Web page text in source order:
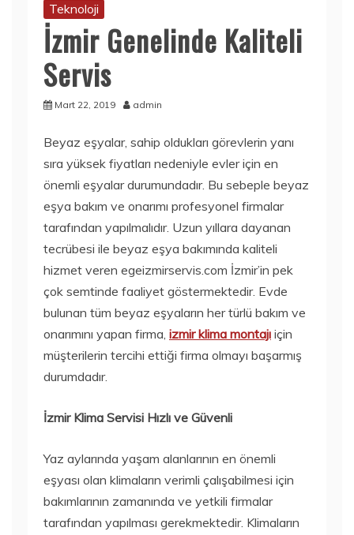
Teknoloji
İzmir Genelinde Kaliteli
Servis
Mart 22, 2019 admin
Beyaz eşyalar, sahip oldukları görevlerin yanı
sıra yüksek fiyatları nedeniyle evler için en
önemli eşyalar durumundadır. Bu sebeple beyaz
eşya bakım ve onarımı profesyonel firmalar
tarafından yapılmalıdır. Uzun yıllara dayanan
tecrübesi ile beyaz eşya bakımında kaliteli
hizmet veren egeizmirservis.com İzmir’in pek
çok semtinde faaliyet göstermektedir. Evde
bulunan tüm beyaz eşyaların her türlü bakım ve
onarımını yapan firma, izmir klima montajı için
müşterilerin tercihi ettiği firma olmayı başarmış
durumdadır.
İzmir Klima Servisi Hızlı ve Güvenli
Yaz aylarında yaşam alanlarının en önemli
eşyası olan klimaların verimli çalışabilmesi için
bakımlarının zamanında ve yetkili firmalar
tarafından yapılması gerekmektedir. Klimaların